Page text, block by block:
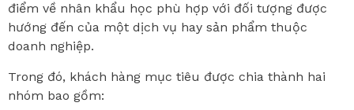
điểm về nhân khẩu học phù hợp với đối tượng được
hướng đến của một dịch vụ hay sản phẩm thuộc
doanh nghiệp.
Trong đó, khách hàng mục tiêu được chia thành hai
nhóm bao gồm: